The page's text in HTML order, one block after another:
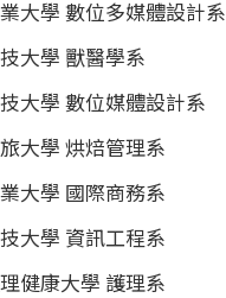
大學 數位多媒體設計系
大學 獸醫學系
大學 數位媒體設計系
大學 烘焙管理系
大學 國際商務系
大學 資訊工程系
健康大學 護理系